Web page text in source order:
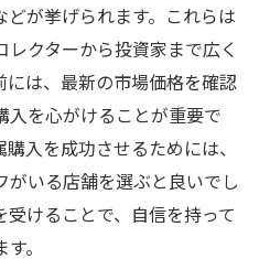
が挙げられます。これらは
クターから投資家まで広く
は、最新の市場価格を確認
入を心がけることが重要で
入を成功させるためには、
いる店舗を選ぶと良いでし
けることで、自信を持って
。